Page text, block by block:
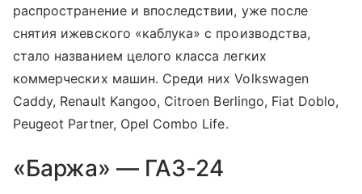
распространение и впоследствии, уже после
снятия ижевского «каблука» с производства,
стало названием целого класса легких
коммерческих машин. Среди них Volkswagen
Caddy, Renault Kangoo, Citroen Berlingo, Fiat Doblo,
Peugeot Partner, Opel Combo Life.
«Баржа» — ГАЗ-24